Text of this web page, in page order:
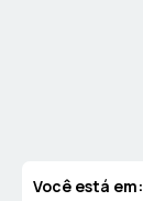
Você está em: